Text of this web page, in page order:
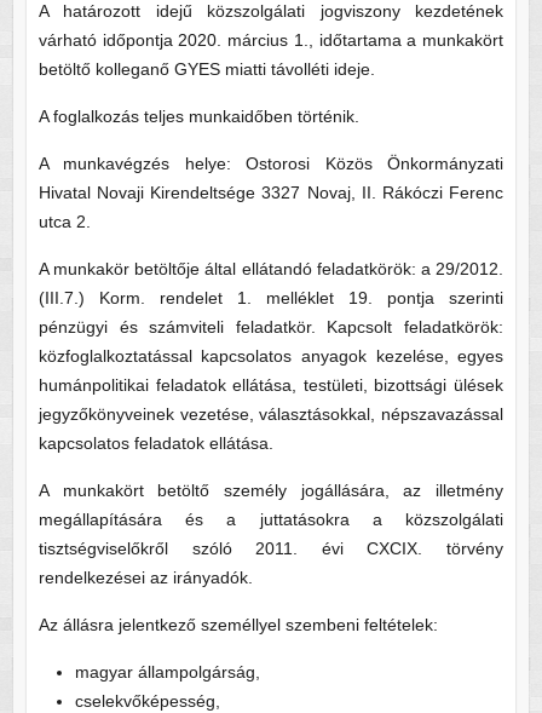
A határozott idejű közszolgálati jogviszony kezdetének
várható időpontja 2020. március 1., időtartama a munkakört
betöltő kolleganő GYES miatti távolléti ideje.
A foglalkozás teljes munkaidőben történik.
A munkavégzés helye: Ostorosi Közös Önkormányzati
Hivatal Novaji Kirendeltsége 3327 Novaj, II. Rákóczi Ferenc
utca 2.
A munkakör betöltője által ellátandó feladatkörök: a 29/2012.
(III.7.) Korm. rendelet 1. melléklet 19. pontja szerinti
pénzügyi és számviteli feladatkör. Kapcsolt feladatkörök:
közfoglalkoztatással kapcsolatos anyagok kezelése, egyes
humánpolitikai feladatok ellátása, testületi, bizottsági ülések
jegyzőkönyveinek vezetése, választásokkal, népszavazással
kapcsolatos feladatok ellátása.
A munkakört betöltő személy jogállására, az illetmény
megállapítására és a juttatásokra a közszolgálati
tisztségviselőkről szóló 2011. évi CXCIX. törvény
rendelkezései az irányadók.
Az állásra jelentkező személlyel szembeni feltételek:
magyar állampolgárság,
cselekvőképesség,